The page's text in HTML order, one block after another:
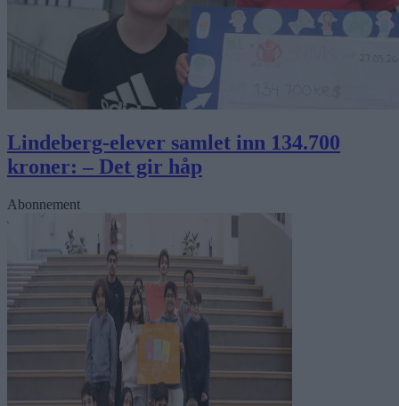
Lindeberg-elever samlet inn 134.700
kroner: – Det gir håp
Abonnement